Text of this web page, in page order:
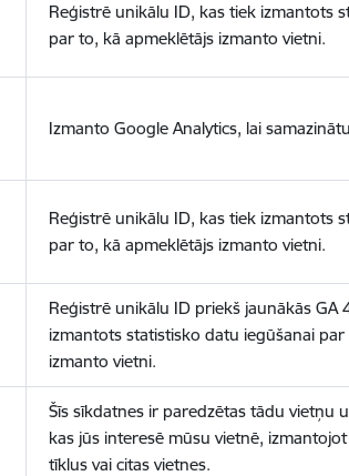
Reģistrē unikālu ID, kas tiek izmantots
par to, kā apmeklētājs izmanto vietni.
Izmanto Google Analytics, lai
Reģistrē unikālu ID, kas tiek izmantots
par to, kā apmeklētājs izmanto vietni.
Reģistrē unikālu ID priekš jaunākās GA
izmantots statistisko datu iegūšanai
izmanto vietni.
Šīs sīkdatnes ir paredzētas tādu vietņu
kas jūs interesē mūsu vietnē,
tīklus vai citas vietnes.